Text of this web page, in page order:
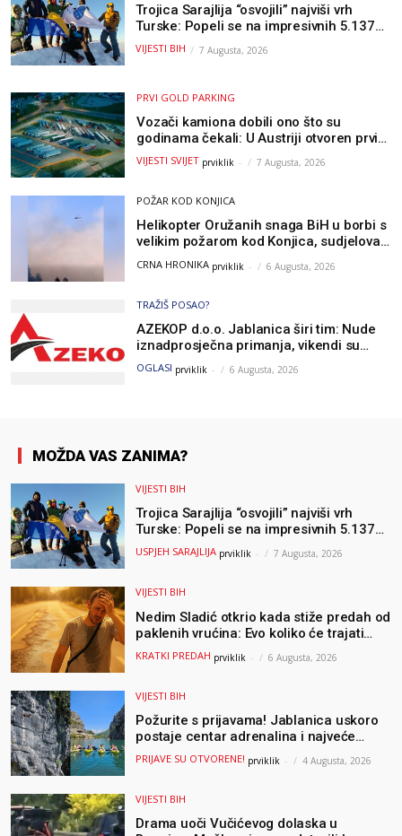
Trojica Sarajlija “osvojili” najviši vrh
Turske: Popeli se na impresivnih 5.137
metara
VIJESTI BIH 7 Augusta, 2026
PRVI GOLD PARKING
Vozači kamiona dobili ono što su
godinama čekali: U Austriji otvoren prvi
GOLD sigurni parking
VIJESTI SVIJET prviklik - 7 Augusta, 2026
POŽAR KOD KONJICA
Helikopter Oružanih snaga BiH u borbi s
velikim požarom kod Konjica, sudjelovao
i Air Tractor
CRNA HRONIKA prviklik - 6 Augusta, 2026
TRAŽIŠ POSAO?
AZEKOP d.o.o. Jablanica širi tim: Nude
iznadprosječna primanja, vikendi su
slobodni, traži se više radnika
OGLASI prviklik - 6 Augusta, 2026
MOŽDA VAS ZANIMA?
VIJESTI BIH
Trojica Sarajlija “osvojili” najviši vrh
Turske: Popeli se na impresivnih 5.137
metara
USPJEH SARAJLIJA prviklik - 7 Augusta, 2026
VIJESTI BIH
Nedim Sladić otkrio kada stiže predah od
paklenih vrućina: Evo koliko će trajati
osvježenje u BiH
KRATKI PREDAH prviklik - 6 Augusta, 2026
VIJESTI BIH
Požurite s prijavama! Jablanica uskoro
postaje centar adrenalina i najveće
outdoor avanture ovog ljeta
PRIJAVE SU OTVORENE! prviklik - 4 Augusta, 2026
VIJESTI BIH
Drama uoči Vučićevog dolaska u